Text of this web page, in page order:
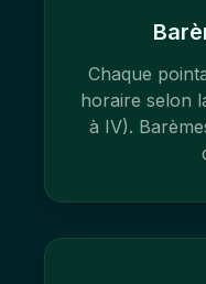
Chaque
horaire selon
à IV).